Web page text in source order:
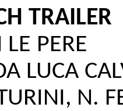
TRAILER
PERE
LUCA
N.